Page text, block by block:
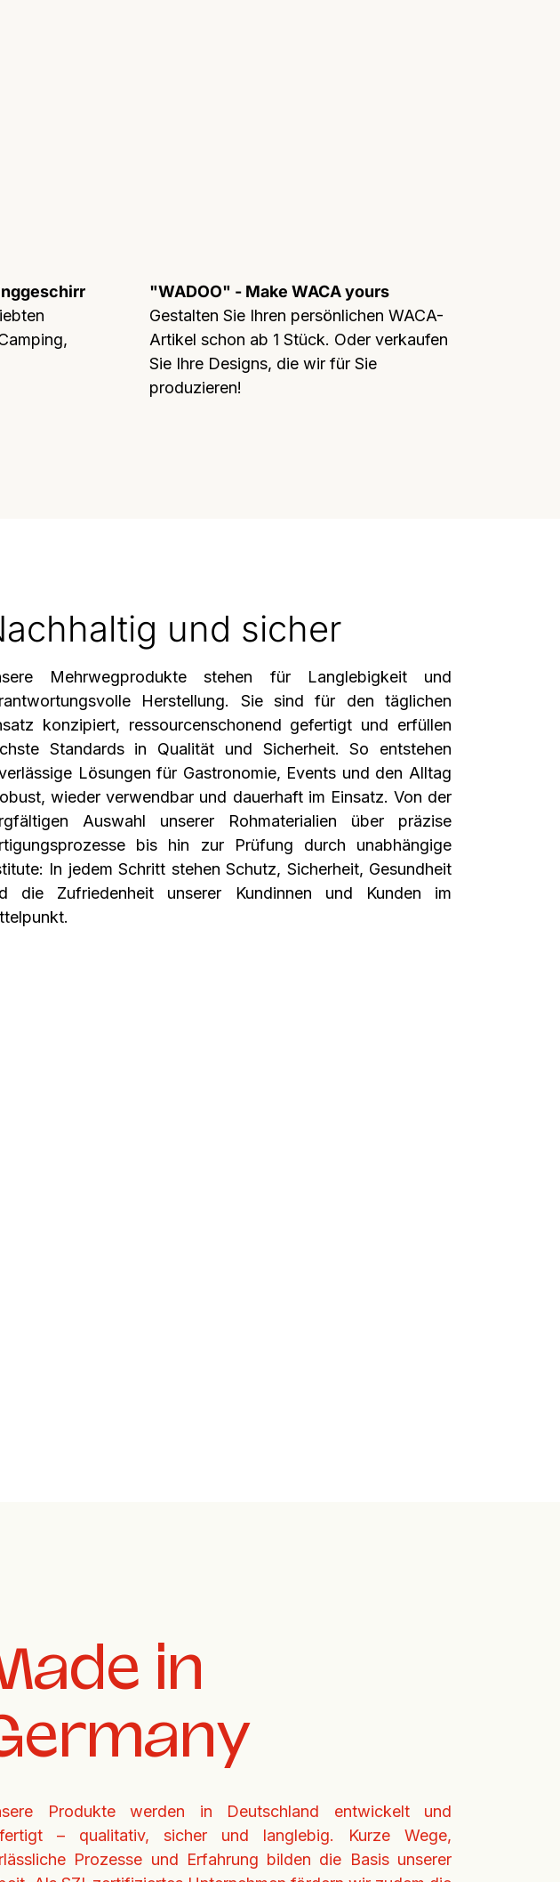
"WADOO" - Make WACA yours
Gestalten Sie Ihren persönlichen WACA-
Artikel schon ab 1 Stück. Oder verkaufen
Sie Ihre Designs, die wir für Sie
produzieren!
und sicher
Mehrwegprodukte stehen für Langlebigkeit und
Herstellung. Sie sind für den täglichen
konzipiert, ressourcenschonend gefertigt und erfüllen
Standards in Qualität und Sicherheit. So entstehen
Lösungen für Gastronomie, Events und den Alltag
wieder verwendbar und dauerhaft im Einsatz. Von der
Auswahl unserer Rohmaterialien über präzise
bis hin zur Prüfung durch unabhängige
In jedem Schritt stehen Schutz, Sicherheit, Gesundheit
die Zufriedenheit unserer Kundinnen und Kunden im
in
Produkte werden in Deutschland entwickelt und
– qualitativ, sicher und langlebig. Kurze Wege,
Prozesse und Erfahrung bilden die Basis unserer